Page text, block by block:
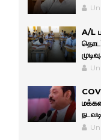
A/L